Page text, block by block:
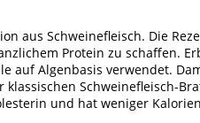
aus Schweinefleisch. Die
Protein zu schaffen.
auf Algenbasis verwendet.
Schweinefleisch-
und hat weniger